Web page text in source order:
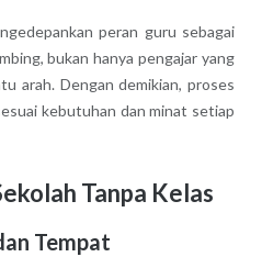
peran guru sebagai
bukan hanya pengajar yang
arah. Dengan demikian, proses
kebutuhan dan minat setiap
Tanpa Kelas
Tempat